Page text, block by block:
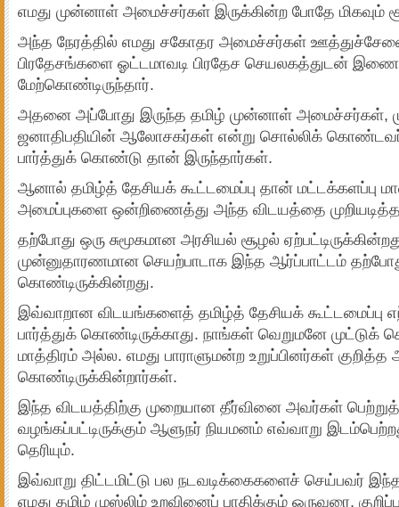
எமது முன்னாள் அமைச்சர்கள் இருக்கின்ற போதே மிகவும்
அந்த நேரத்தில் எமது சகோதர அமைச்சர்கள்
பிரதேசங்களை ஓட்டமாவடி பிரதேச செயலகத்துடன்
மேற்கொண்டிருந்தார்.
அதனை அப்போது இருந்த தமிழ் முன்னாள் அமைச்சர்கள்,
ஜனாதிபதியின் ஆலோசகர்கள் என்று சொல்லிக்
பார்த்துக் கொண்டு தான் இருந்தார்கள்.
ஆனால் தமிழ்த் தேசியக் கூட்டமைப்பு தான் மட்டக்களப்பு
அமைப்புகளை ஒன்றிணைத்து அந்த விடயத்தை
தற்போது ஒரு சுமூகமான அரசியல் சூழல்
முன்னுதாரணமான செயற்பாடாக இந்த ஆர்ப்பாட்டம்
கொண்டிருக்கின்றது.
இவ்வாறான விடயங்களைத் தமிழ்த் தேசியக் கூட்டமைப்பு
பார்த்துக் கொண்டிருக்காது. நாங்கள் வெறுமனே முட்டுக்
மாத்திரம் அல்ல. எமது பாராளுமன்ற உறுப்பினர்கள்
கொண்டிருக்கின்றார்கள்.
இந்த விடயத்திற்கு முறையான தீர்வினை அவர்கள்
வழங்கப்பட்டிருக்கும் ஆளுநர் நியமனம் எவ்வாறு
தெரியும்.
இவ்வாறு திட்டமிட்டு பல நடவடிக்கைகளைச் செய்பவர் இந்த
எமது தமிழ் முஸ்லிம் உறவினைப் பாதிக்கும் ஒருவரை,